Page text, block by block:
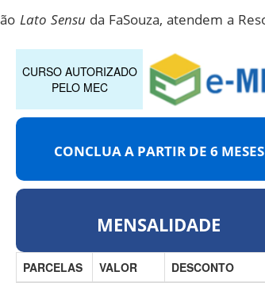
Lato Sensuda FaSouza, atendem a
CURSO AUTORIZADO
PELO MEC
CONCLUA A PARTIR DE 6 MESES
MENSALIDADE
PARCELAS VALOR
DESCONTO